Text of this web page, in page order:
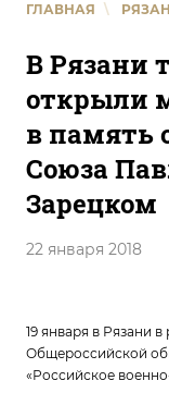
ГЛАВНАЯ \
В Рязани
открыли
в память
Союза
Зарецком
22 января 2018
19 января в Рязани
Общероссийской
«Российское